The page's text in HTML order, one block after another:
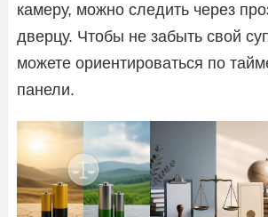
камеру, можно следить через
дверцу. Чтобы не забыть свой
можете ориентироваться по
панели.